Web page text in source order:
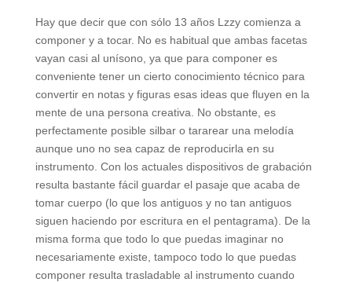
Hay que decir que con sólo 13 años Lzzy comienza a
componer y a tocar. No es habitual que ambas facetas
vayan casi al unísono, ya que para componer es
conveniente tener un cierto conocimiento técnico para
convertir en notas y figuras esas ideas que fluyen en la
mente de una persona creativa. No obstante, es
perfectamente posible silbar o tararear una melodía
aunque uno no sea capaz de reproducirla en su
instrumento. Con los actuales dispositivos de grabación
resulta bastante fácil guardar el pasaje que acaba de
tomar cuerpo (lo que los antiguos y no tan antiguos
siguen haciendo por escritura en el pentagrama). De la
misma forma que todo lo que puedas imaginar no
necesariamente existe, tampoco todo lo que puedas
componer resulta trasladable al instrumento cuando